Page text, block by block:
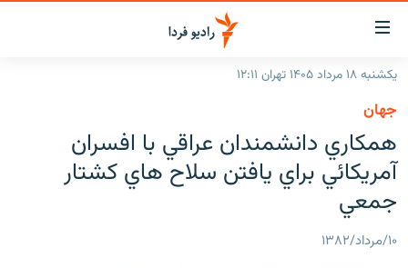
لینک‌های
قابلیت
دسترسی
بازگشت
منوی
اصلی
رفتن
صفحه
ایران
جهان
رادیو
پادکست
یکشنبه ۱۸ مرداد ۱۴۰۵ تهران ۱۲:۱۱
جهان
همكاري دانشمندان عراقي با افسران
آمريكائي براي يافتن سلاح هاي كشتار
جمعي
۱۰/مرداد/۱۳۸۲